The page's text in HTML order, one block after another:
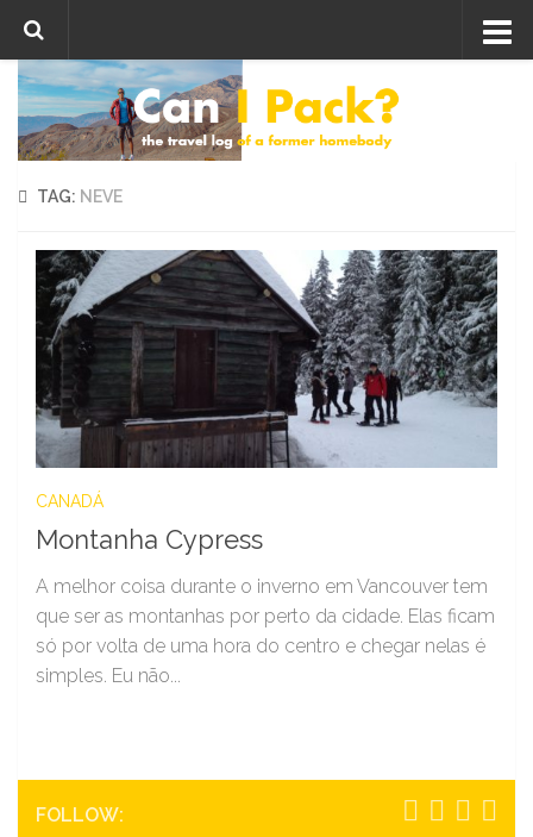
Skip to content
TAG: NEVE
CANADÁ
Montanha Cypress
A melhor coisa durante o inverno em Vancouver tem
que ser as montanhas por perto da cidade. Elas ficam
só por volta de uma hora do centro e chegar nelas é
simples. Eu não...
FOLLOW: